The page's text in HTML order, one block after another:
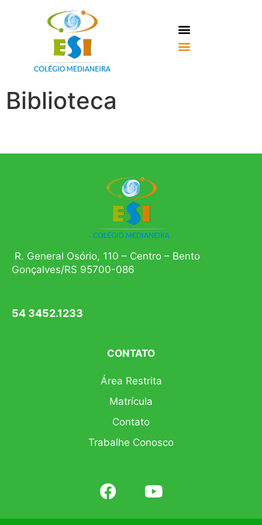
Biblioteca
R. General Osório, 110 – Centro – Bento
Gonçalves/RS 95700-086
54 3452.1233
CONTATO
Área Restrita
Matrícula
Contato
Trabalhe Conosco